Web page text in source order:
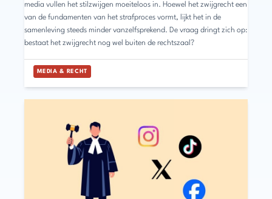
media vullen het stilzwijgen moeiteloos in. Hoewel het zwijgrecht een
van de fundamenten van het strafproces vormt, lijkt het in de
samenleving steeds minder vanzelfsprekend. De vraag dringt zich op:
bestaat het zwijgrecht nog wel buiten de rechtszaal?
MEDIA & RECHT